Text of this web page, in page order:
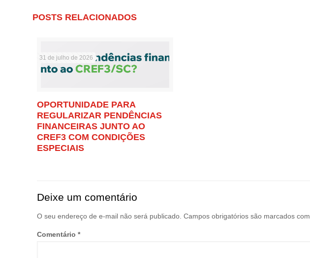
POSTS RELACIONADOS
31 de julho de 2026
OPORTUNIDADE PARA
REGULARIZAR PENDÊNCIAS
FINANCEIRAS JUNTO AO
CREF3 COM CONDIÇÕES
ESPECIAIS
Deixe um comentário
O seu endereço de e-mail não será publicado. Campos obrigatórios são marcados com
Comentário *